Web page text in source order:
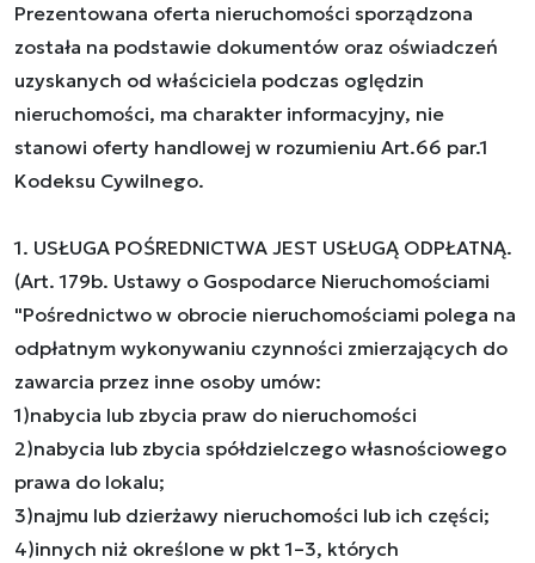
Prezentowana oferta nieruchomości sporządzona
została na podstawie dokumentów oraz oświadczeń
uzyskanych od właściciela podczas oględzin
nieruchomości, ma charakter informacyjny, nie
stanowi oferty handlowej w rozumieniu Art.66 par.1
Kodeksu Cywilnego.
1. USŁUGA POŚREDNICTWA JEST USŁUGĄ ODPŁATNĄ.
(Art. 179b. Ustawy o Gospodarce Nieruchomościami
"Pośrednictwo w obrocie nieruchomościami polega na
odpłatnym wykonywaniu czynności zmierzających do
zawarcia przez inne osoby umów:
1)nabycia lub zbycia praw do nieruchomości
2)nabycia lub zbycia spółdzielczego własnościowego
prawa do lokalu;
3)najmu lub dzierżawy nieruchomości lub ich części;
4)innych niż określone w pkt 1–3, których